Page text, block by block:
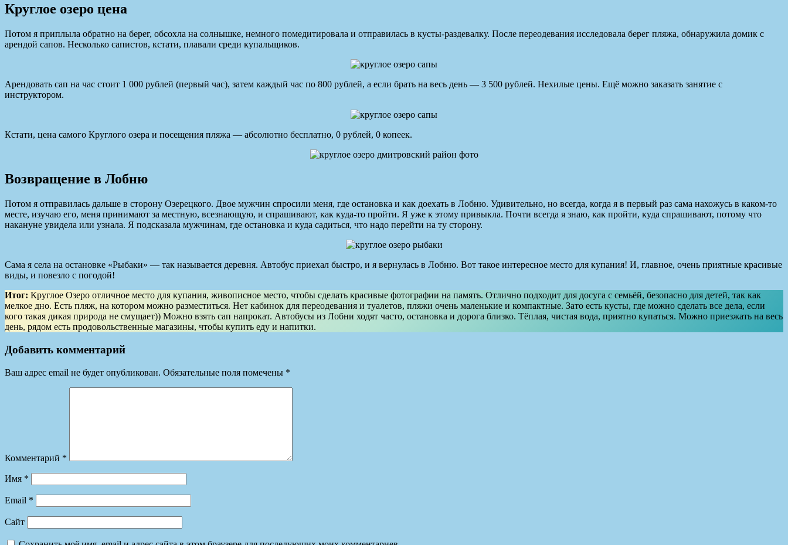
Круглое озеро цена
Потом я приплыла обратно на берег, обсохла на солнышке, немного помедитировала и отправилась в кусты-раздевалку. После переодевания исследовала берег пляжа, обнаружила домик с
арендой сапов. Несколько сапистов, кстати, плавали среди купальщиков.
Арендовать сап на час стоит 1 000 рублей (первый час), затем каждый час по 800 рублей, а если брать на весь день — 3 500 рублей. Нехилые цены. Ещё можно заказать занятие с
инструктором.
Кстати, цена самого Круглого озера и посещения пляжа — абсолютно бесплатно, 0 рублей, 0 копеек.
Возвращение в Лобню
Потом я отправилась дальше в сторону Озерецкого. Двое мужчин спросили меня, где остановка и как доехать в Лобню. Удивительно, но всегда, когда я в первый раз сама нахожусь в каком-то
месте, изучаю его, меня принимают за местную, всезнающую, и спрашивают, как куда-то пройти. Я уже к этому привыкла. Почти всегда я знаю, как пройти, куда спрашивают, потому что
накануне увидела или узнала. Я подсказала мужчинам, где остановка и куда садиться, что надо перейти на ту сторону.
Сама я села на остановке «Рыбаки» — так называется деревня. Автобус приехал быстро, и я вернулась в Лобню. Вот такое интересное место для купания! И, главное, очень приятные красивые
виды, и повезло с погодой!
Итог: Круглое Озеро отличное место для купания, живописное место, чтобы сделать красивые фотографии на память. Отлично подходит для досуга с семьёй, безопасно для детей, так как
мелкое дно. Есть пляж, на котором можно разместиться. Нет кабинок для переодевания и туалетов, пляжи очень маленькие и компактные. Зато есть кусты, где можно сделать все дела, если
кого такая дикая природа не смущает)) Можно взять сап напрокат. Автобусы из Лобни ходят часто, остановка и дорога близко. Тёплая, чистая вода, приятно купаться. Можно приезжать на весь
день, рядом есть продовольственные магазины, чтобы купить еду и напитки.
Добавить комментарий
Ваш адрес email не будет опубликован. Обязательные поля помечены *
Комментарий *
Имя *
Email *
Сайт